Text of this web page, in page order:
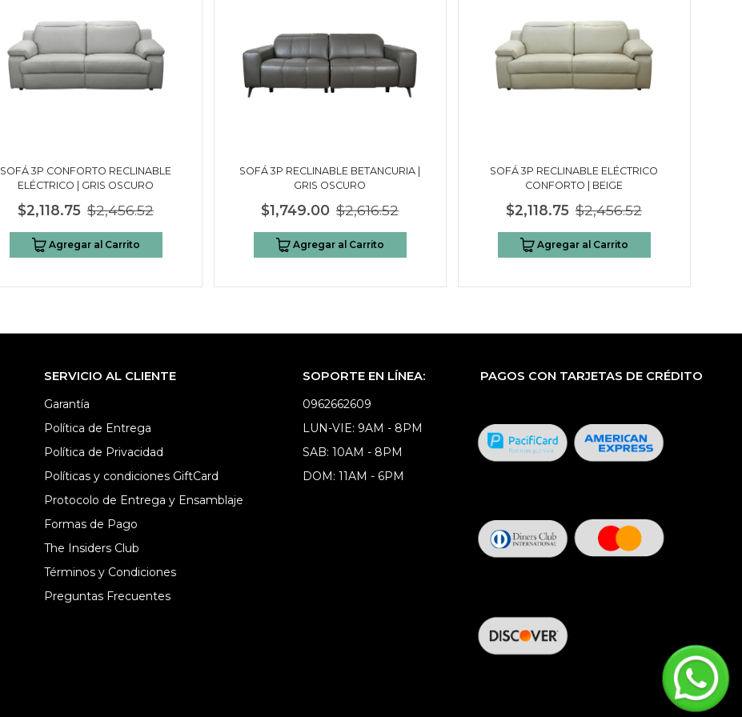
SOFÁ 3P CONFORTO RECLINABLE
ELÉCTRICO | GRIS OSCURO
$2,118.75 $2,456.52
Agregar al Carrito
SOFÁ 3P RECLINABLE BETANCURIA |
GRIS OSCURO
$1,749.00 $2,616.52
Agregar al Carrito
SOFÁ 3P RECLINABLE ELÉCTRICO
CONFORTO | BEIGE
$2,118.75 $2,456.52
Agregar al Carrito
SERVICIO AL CLIENTE
Garantía
Política de Entrega
Política de Privacidad
Políticas y condiciones GiftCard
Protocolo de Entrega y Ensamblaje
Formas de Pago
The Insiders Club
Términos y Condiciones
Preguntas Frecuentes
SOPORTE EN LÍNEA:
0962662609
LUN-VIE: 9AM - 8PM
SAB: 10AM - 8PM
DOM: 11AM - 6PM
PAGOS CON TARJETAS DE CRÉDITO